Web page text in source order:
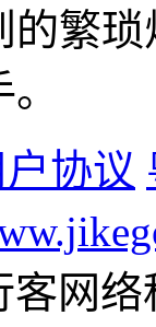
的繁
户协议
客网